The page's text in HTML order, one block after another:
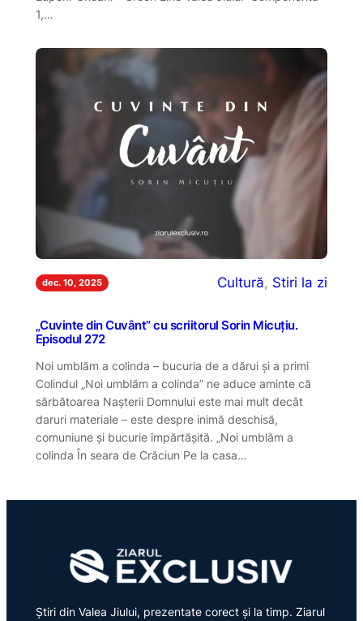
1,…
dec. 10, 2025 Cultură, Stiri la zi
„Cuvinte din Cuvânt” cu scriitorul Sorin Micuțiu.
Episodul 272
Noi umblăm a colinda – bucuria de a dărui și a primi
Colindul „Noi umblăm a colinda” ne aduce aminte că
sărbătoarea Nașterii Domnului este mai mult decât
daruri materiale – este despre inimă deschisă,
comuniune și bucurie împărtășită. „Noi umblăm a
colinda În seara de Crăciun Pe la casa…
Știri din Valea Jiului, prezentate corect și la timp. Ziarul